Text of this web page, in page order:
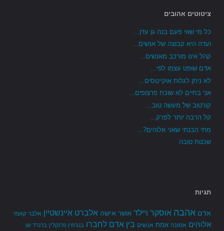
ציטוטים אהובים
כל מי שאי פעם בנה גן עדן...
ועדה היא קבוצה של אנשים...
קהל אינו מורכב מאנשים...
אדם שופט עצמו לפי...
לא ניתן לגלות אוקיינוסים...
אני בחיים לא שוכח פרצופים...
קורטוב של מעשה טוב...
קל הרבה יותר לפרק...
מתי הבנתי שאני אלוהים?...
שכנות טובה
תגיות
אדם אהבה אוסקר ויילד אושר אישה אלברט איינשטיין אלבר קאמי
אלוהים אמונה אמת אנשים בין אדם לחברו בנג'מין פרנקלין ברנרד שו